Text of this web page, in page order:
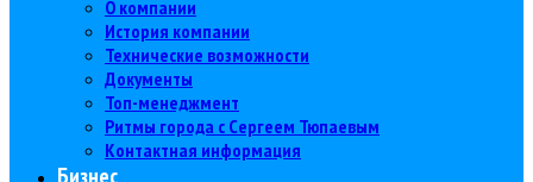
О компании
История компании
Технические возможности
Документы
Топ-менеджмент
Ритмы города с Сергеем Тюпаевым
Контактная информация
Бизнес